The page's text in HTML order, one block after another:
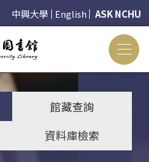
中興大學 English ASK NCHU
館藏查詢
資料庫檢索